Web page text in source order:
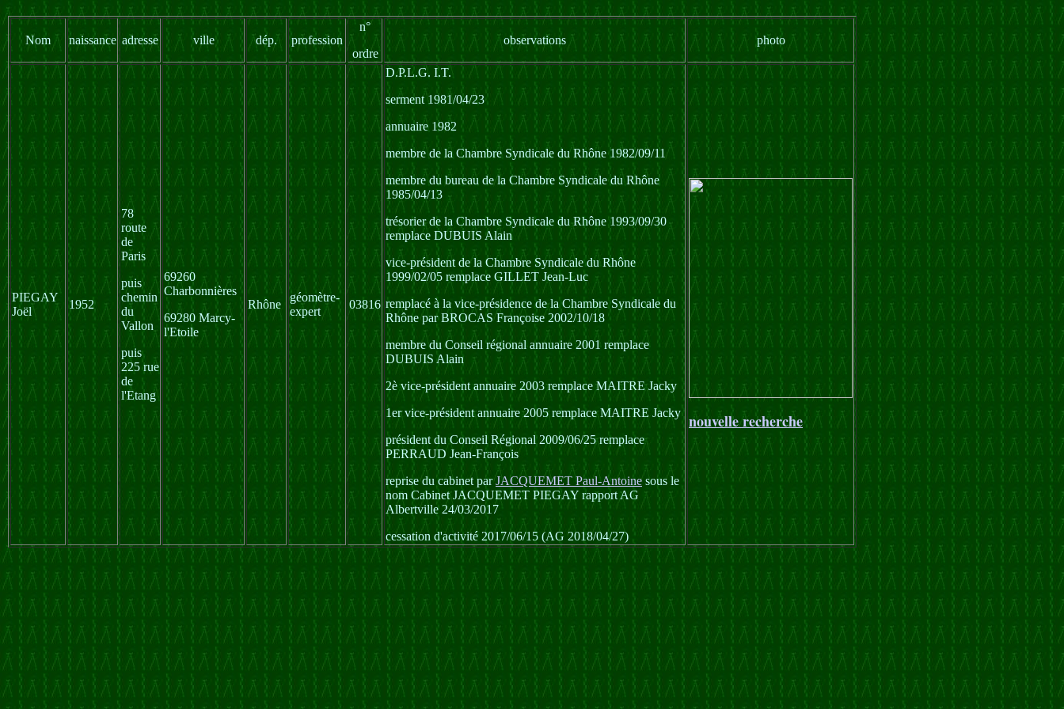
Nom naissance adresse ville dép. profession
n°
ordre
observations photo
PIEGAY
Joël
1952
78
route
de
Paris
puis
chemin
du
Vallon
puis
225 rue
de
l'Etang
69260
Charbonnières
69280 Marcy-
l'Etoile
Rhône
géomètre-
expert
03816
D.P.L.G. I.T.
serment 1981/04/23
annuaire 1982
membre de la Chambre Syndicale du Rhône 1982/09/11
membre du bureau de la Chambre Syndicale du Rhône
1985/04/13
trésorier de la Chambre Syndicale du Rhône 1993/09/30
remplace DUBUIS Alain
vice-président de la Chambre Syndicale du Rhône
1999/02/05 remplace GILLET Jean-Luc
remplacé à la vice-présidence de la Chambre Syndicale du
Rhône par BROCAS Françoise 2002/10/18
membre du Conseil régional annuaire 2001 remplace
DUBUIS Alain
2è vice-président annuaire 2003 remplace MAITRE Jacky
1er vice-président annuaire 2005 remplace MAITRE Jacky
président du Conseil Régional 2009/06/25 remplace
PERRAUD Jean-François
reprise du cabinet parJACQUEMET Paul-Antoine sous le
nom Cabinet JACQUEMET PIEGAY rapport AG
Albertville 24/03/2017
cessation d'activité 2017/06/15 (AG 2018/04/27)
nouvelle recherche